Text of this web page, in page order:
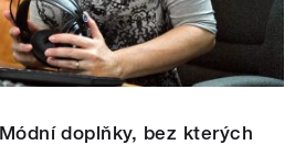
doplňky, bez kterých